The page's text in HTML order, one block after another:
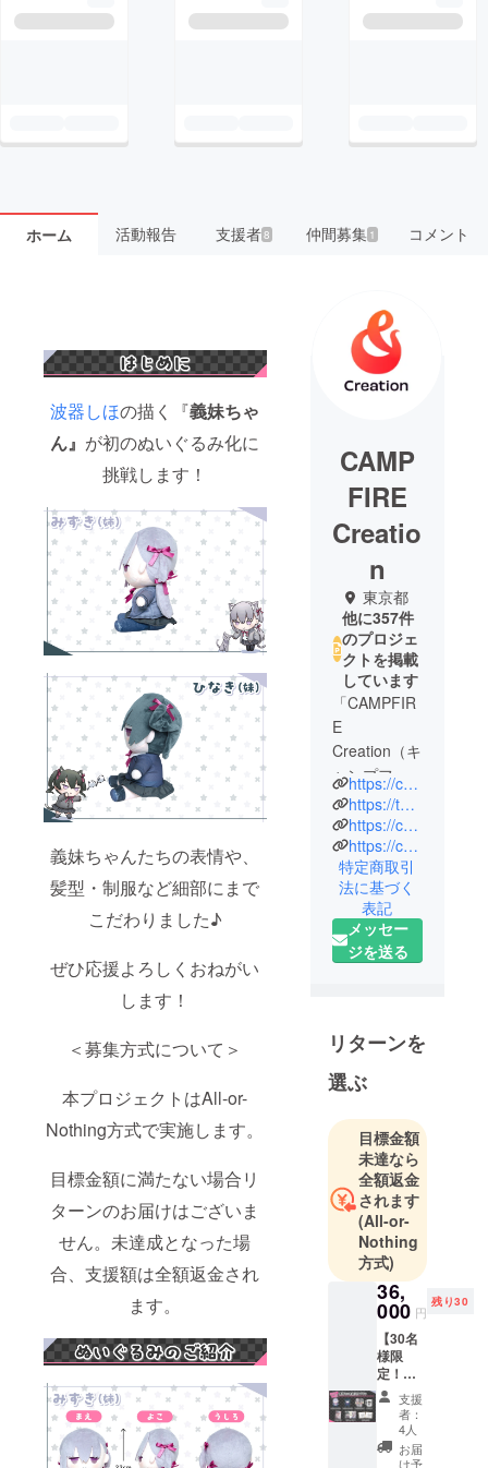
ホーム 活動報告 支援者8 仲間募集 1 コメント
波器しほの描く『義妹ちゃ
ん』 が初のぬいぐるみ化に
挑戦します！
義妹ちゃんたちの表情や、
髪型・制服など細部にまで
こだわりました♪
ぜひ応援よろしくおねがい
します！
＜募集方式について＞
本プロジェクトはAll-or-
Nothing方式で実施します。
目標金額に満たない場合リ
ターンのお届けはございま
せん。未達成となった場
合、支援額は全額返金され
ます。
CAMP
FIRE
Creatio
n
東京都
他に357件
のプロジェ
クトを掲載
しています
「CAMPFIR
E
Creation（キ
ャンプファ
イヤー クリ
エーショ
ン）」は、
株式会社
CAMPFIRE
の商品企画
チームで
す。
ングでの商
目指して、
ターとのコ
ラボ企画や
自社オリジ
ナルのアイ
テム企画を
行ってま
す。
◾️営業日のご
営業時間：
平日 10:00〜
18:00 (土日
祝、年末年
https://camp-fire.jp/creation
https://twitter.com/CF_Creation
https://camp-fire.jp/privacy
https://camp-fire.jp/inquiries
特定商取引
法に基づく
表記
メッセー
ジを送る
リターンを
選ぶ
目標金額
未達なら
全額返金
されます
(All-or-
Nothing
方式)
36,
000 円
残り30
【30名
様限
定！直
筆ミニ
色紙プ
ラン】
・みず
きぬい
支援
者：
4人
お届
け予